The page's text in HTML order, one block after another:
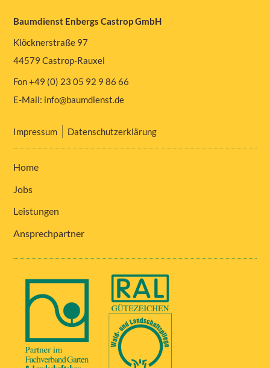
Baumdienst Enbergs Castrop GmbH
Klöcknerstraße 97
44579 Castrop-Rauxel
Fon +49 (0) 23 05 92 9 86 66
E-Mail: info@baumdienst.de
Impressum Datenschutzerklärung
Home
Jobs
Leistungen
Ansprechpartner